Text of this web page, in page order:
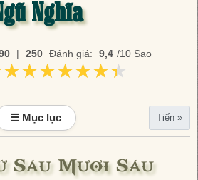
Nghĩa
| 250 Đánh giá: 9,4 /10 Sao
☰ Mục lục Tiến »
Sáu Mươi Sáu